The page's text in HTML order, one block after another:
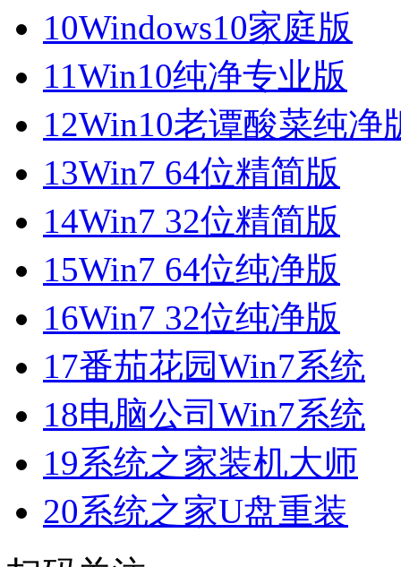
10Windows10家庭版
11Win10纯净专业版
12Win10老谭酸菜纯净
13Win7 64位精简版
14Win7 32位精简版
15Win7 64位纯净版
16Win7 32位纯净版
17番茄花园Win7系统
18电脑公司Win7系统
19系统之家装机大师
20系统之家U盘重装